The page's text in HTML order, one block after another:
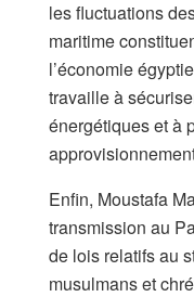
les fluctuations
maritime
l’économie
travaille à
énergétiques et à
Enfin, Moustafa
transmission au
de lois relatifs au
musulmans et